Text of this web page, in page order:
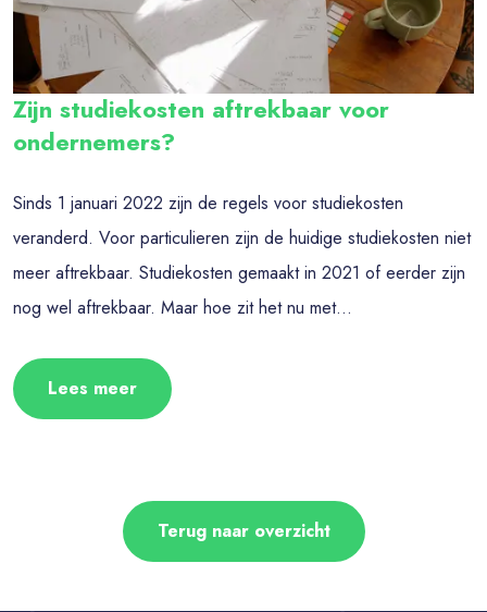
Zijn studiekosten aftrekbaar voor
ondernemers?
Sinds 1 januari 2022 zijn de regels voor studiekosten
veranderd. Voor particulieren zijn de huidige studiekosten niet
meer aftrekbaar. Studiekosten gemaakt in 2021 of eerder zijn
nog wel aftrekbaar. Maar hoe zit het nu met...
Lees meer
Terug naar overzicht